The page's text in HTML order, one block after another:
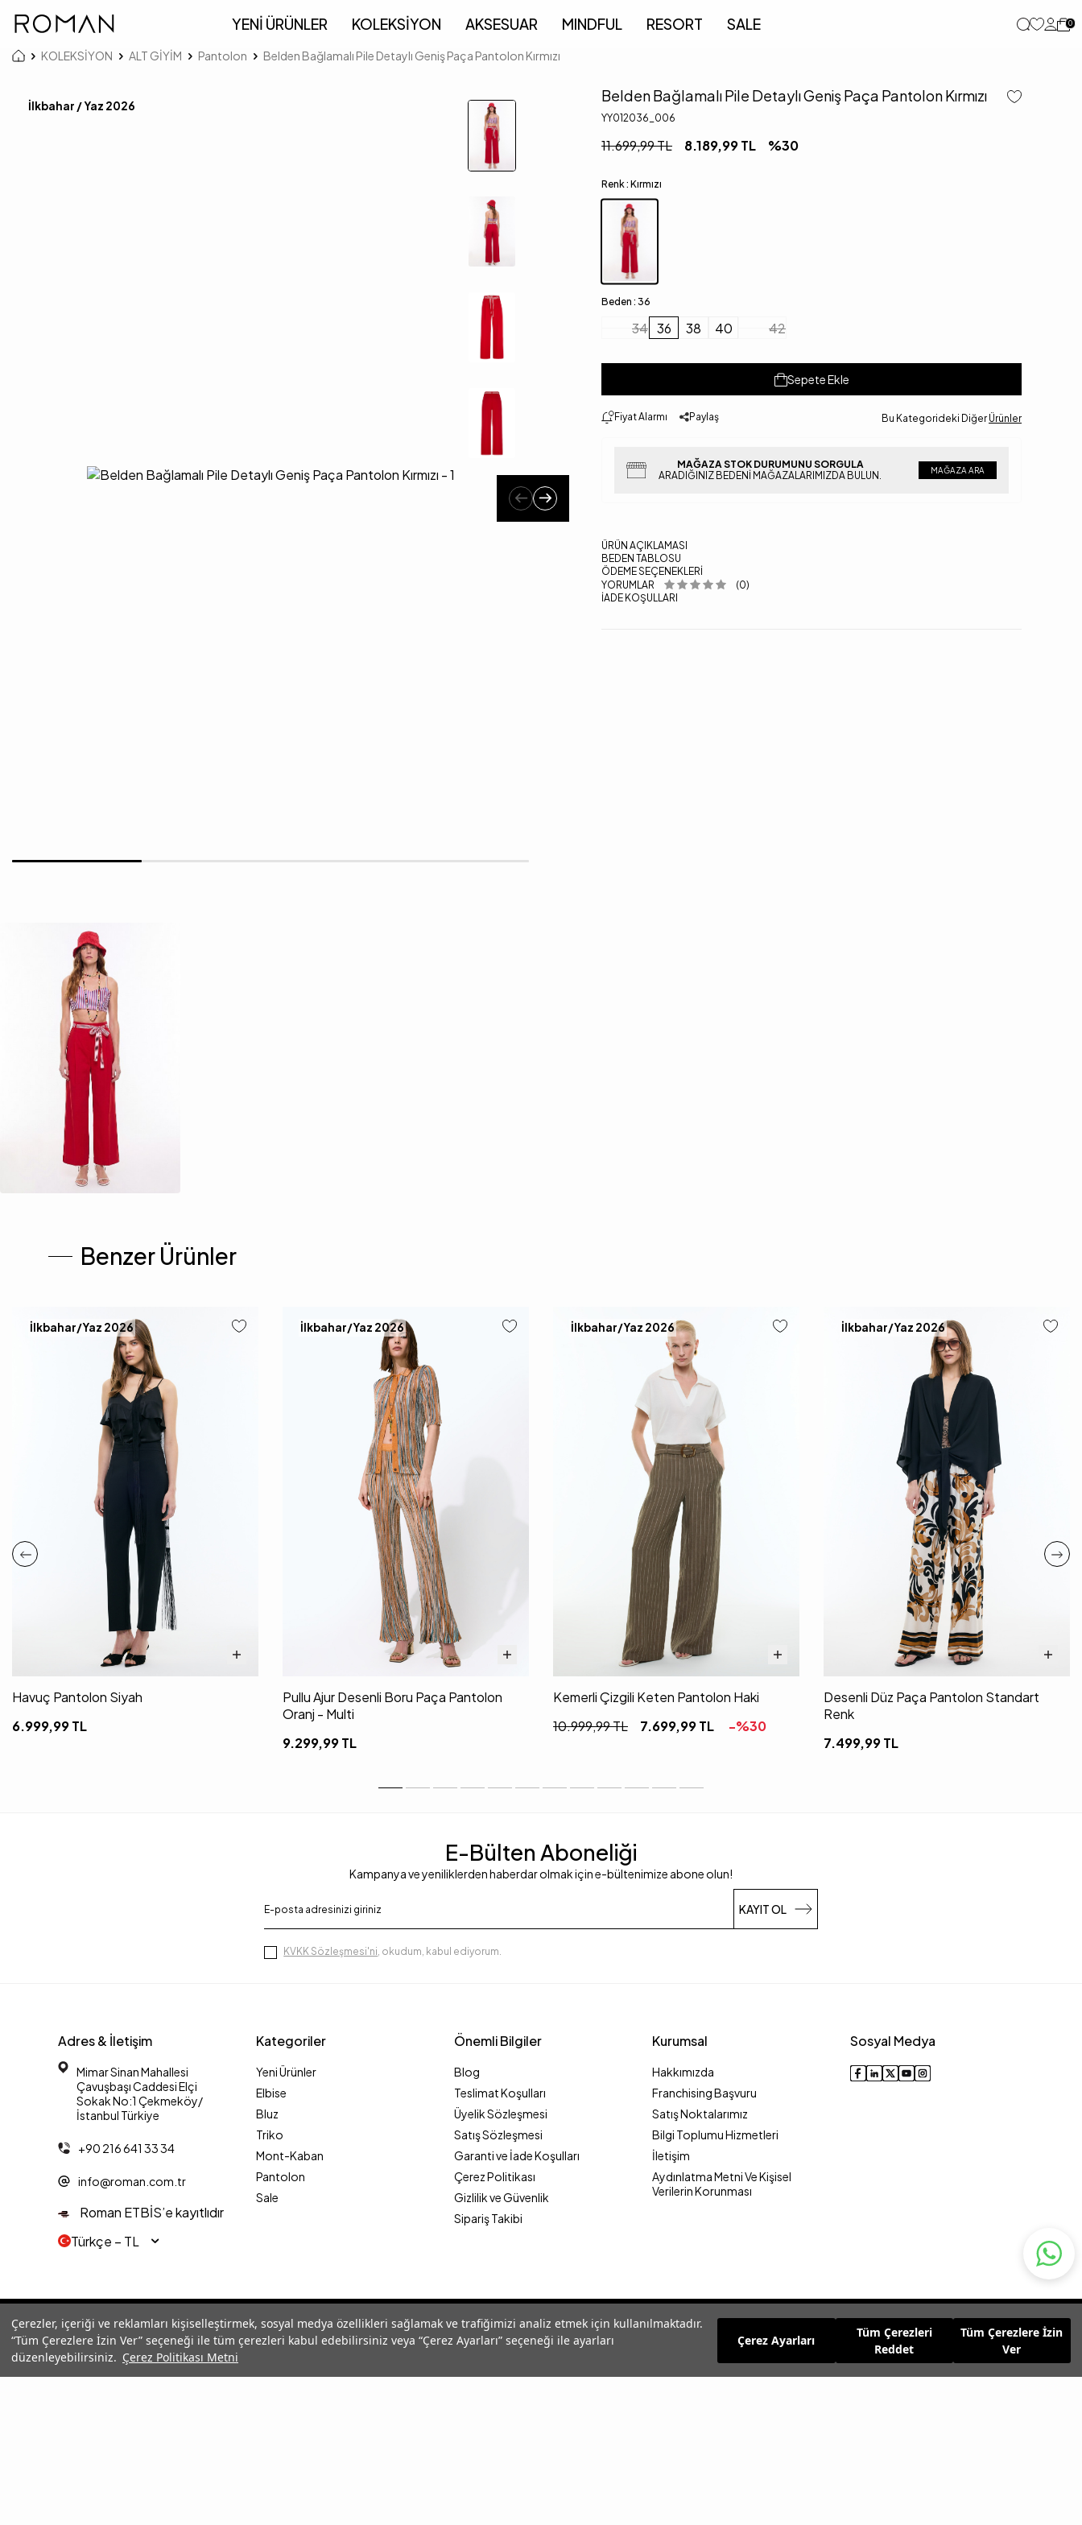
Çerezler, içeriği ve reklamları kişiselleştirmek, sosyal medya özellikleri sağlamak ve trafiğimizi analiz etmek için kullanılmaktadır.
“Tüm Çerezlere İzin Ver” seçeneği ile tüm çerezleri kabul edebilirsiniz veya “Çerez Ayarları” seçeneği ile ayarları
düzenleyebilirsiniz. Çerez Politikası Metni
Çerez Ayarları
Tüm Çerezleri
Reddet
Tüm Çerezlere İzin
Ver
YENİ ÜRÜNLER KOLEKSİYON AKSESUAR MINDFUL RESORT SALE 0
KOLEKSİYON ALT GİYİM Pantolon Belden Bağlamalı Pile Detaylı Geniş Paça Pantolon Kırmızı
İlkbahar / Yaz 2026
Belden Bağlamalı Pile Detaylı Geniş Paça Pantolon Kırmızı
YY012036_006
11.699,99TL 8.189,99TL %30
Renk : Kırmızı
Beden : 36
34 36 38 40 42
Sepete Ekle
Fiyat Alarmı Paylaş Bu Kategorideki Diğer Ürünler
MAĞAZA STOK DURUMUNU SORGULA
ARADIĞINIZ BEDENI MAĞAZALARIMIZDA BULUN.
MAĞAZA ARA
ÜRÜN AÇIKLAMASI
BEDEN TABLOSU
ÖDEME SEÇENEKLERI
YORUMLAR
(0)
İADE KOŞULLARI
Benzer Ürünler
İlkbahar/Yaz 2026
Havuç Pantolon Siyah
6.999,99TL
İlkbahar/Yaz 2026
Pullu Ajur Desenli Boru Paça Pantolon
Oranj - Multi
9.299,99TL
İlkbahar/Yaz 2026
Kemerli Çizgili Keten Pantolon Haki
10.999,99TL 7.699,99TL -%30
İlkbahar/Yaz 2026
Desenli Düz Paça Pantolon Standart
Renk
7.499,99TL
E-Bülten Aboneliği
Kampanya ve yeniliklerden haberdar olmak için e-bültenimize abone olun!
KAYIT OL
KVKK Sözleşmesi'ni, okudum, kabul ediyorum.
Adres & İletişim
Mimar Sinan Mahallesi
Çavuşbaşı Caddesi Elçi
Sokak No:1 Çekmeköy/
İstanbul Türkiye
+90 216 641 33 34
info@roman.com.tr
Roman ETBİS’e kayıtlıdır
Türkçe − TL
Kategoriler
Yeni Ürünler
Elbise
Bluz
Triko
Mont-Kaban
Pantolon
Sale
Önemli Bilgiler
Blog
Teslimat Koşulları
Üyelik Sözleşmesi
Satış Sözleşmesi
Garanti ve İade Koşulları
Çerez Politikası
Gizlilik ve Güvenlik
Sipariş Takibi
Kurumsal
Hakkımızda
Franchising Başvuru
Satış Noktalarımız
Bilgi Toplumu Hizmetleri
İletişim
Aydınlatma Metni Ve Kişisel
Verilerin Korunması
Sosyal Medya
© 2025 Roman® Tüm Hakları Saklıdır, İzinsiz kullanılamaz